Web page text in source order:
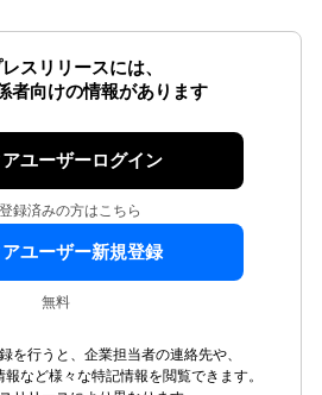
スリリースには、
者向けの情報があります
アユーザーログイン
録済みの方はこちら
アユーザー新規登録
無料
を行うと、企業担当者の連絡先や、
など様々な特記情報を閲覧できます。